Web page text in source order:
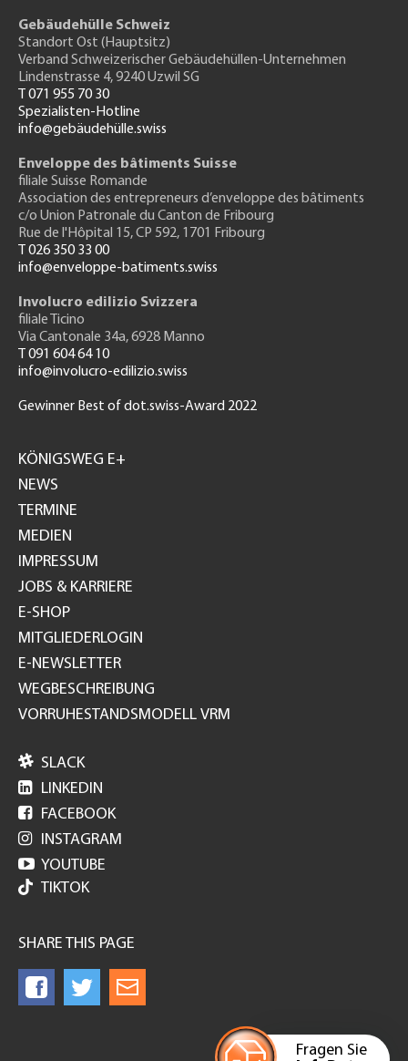
Fragen Sie
Gebäudehülle Schweiz
Standort Ost (Hauptsitz)
Verband Schweizerischer Gebäudehüllen-Unternehmen
Lindenstrasse 4, 9240 Uzwil SG
T 071 955 70 30
Spezialisten-Hotline
info@gebäudehülle.swiss
Enveloppe des bâtiments Suisse
filiale Suisse Romande
Association des entrepreneurs d’enveloppe des bâtiments
c/o Union Patronale du Canton de Fribourg
Rue de l'Hôpital 15, CP 592, 1701 Fribourg
T 026 350 33 00
info@enveloppe-batiments.swiss
Involucro edilizio Svizzera
filiale Ticino
Via Cantonale 34a, 6928 Manno
T 091 604 64 10
info@involucro-edilizio.swiss
Gewinner Best of dot.swiss-Award 2022
GH
KÖNIGSWEG E+
NEWS
TERMINE
MEDIEN
IMPRESSUM
JOBS & KARRIERE
E-SHOP
MITGLIEDERLOGIN
E-NEWSLETTER
WEGBESCHREIBUNG
VORRUHESTANDSMODELL VRM
 SLACK
 LINKEDIN
 FACEBOOK
 INSTAGRAM
 YOUTUBE
TIKTOK
SHARE THIS PAGE